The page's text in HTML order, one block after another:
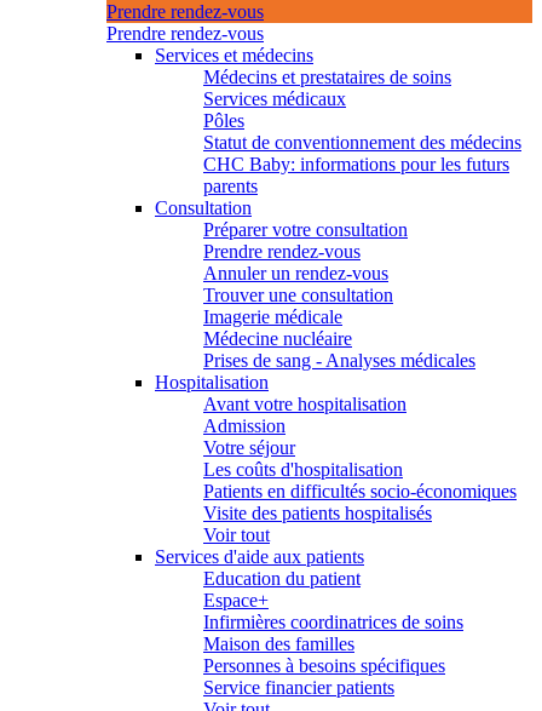
Prendre rendez-vous
Prendre rendez-vous
Services et médecins
Médecins et prestataires de soins
Services médicaux
Pôles
Statut de conventionnement des médecins
CHC Baby: informations pour les futurs
parents
Consultation
Préparer votre consultation
Prendre rendez-vous
Annuler un rendez-vous
Trouver une consultation
Imagerie médicale
Médecine nucléaire
Prises de sang - Analyses médicales
Hospitalisation
Avant votre hospitalisation
Admission
Votre séjour
Les coûts d'hospitalisation
Patients en difficultés socio-économiques
Visite des patients hospitalisés
Voir tout
Services d'aide aux patients
Education du patient
Espace+
Infirmières coordinatrices de soins
Maison des familles
Personnes à besoins spécifiques
Service financier patients